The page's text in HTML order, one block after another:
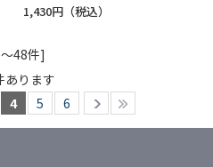
1,430円
48件]
あります
4 5 6